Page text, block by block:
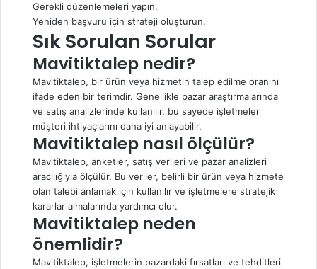
Gerekli düzenlemeleri yapın.
Yeniden başvuru için strateji oluşturun.
Sık Sorulan Sorular
Mavitiktalep nedir?
Mavitiktalep, bir ürün veya hizmetin talep edilme oranını
ifade eden bir terimdir. Genellikle pazar araştırmalarında
ve satış analizlerinde kullanılır, bu sayede işletmeler
müşteri ihtiyaçlarını daha iyi anlayabilir.
Mavitiktalep nasıl ölçülür?
Mavitiktalep, anketler, satış verileri ve pazar analizleri
aracılığıyla ölçülür. Bu veriler, belirli bir ürün veya hizmete
olan talebi anlamak için kullanılır ve işletmelere stratejik
kararlar almalarında yardımcı olur.
Mavitiktalep neden
önemlidir?
Mavitiktalep, işletmelerin pazardaki fırsatları ve tehditleri